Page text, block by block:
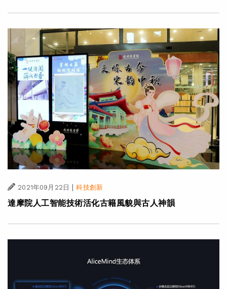
2021年09月22日 科技創新
達摩院人工智能技術活化古籍風貌與古人神韻